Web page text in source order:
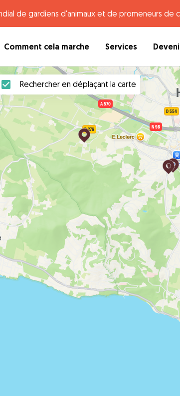
de gardiens d'animaux et de promeneurs de
Comment cela marche Services
Rechercher en déplaçant la carte